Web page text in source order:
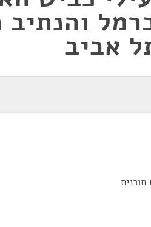
והנתיב
אביב